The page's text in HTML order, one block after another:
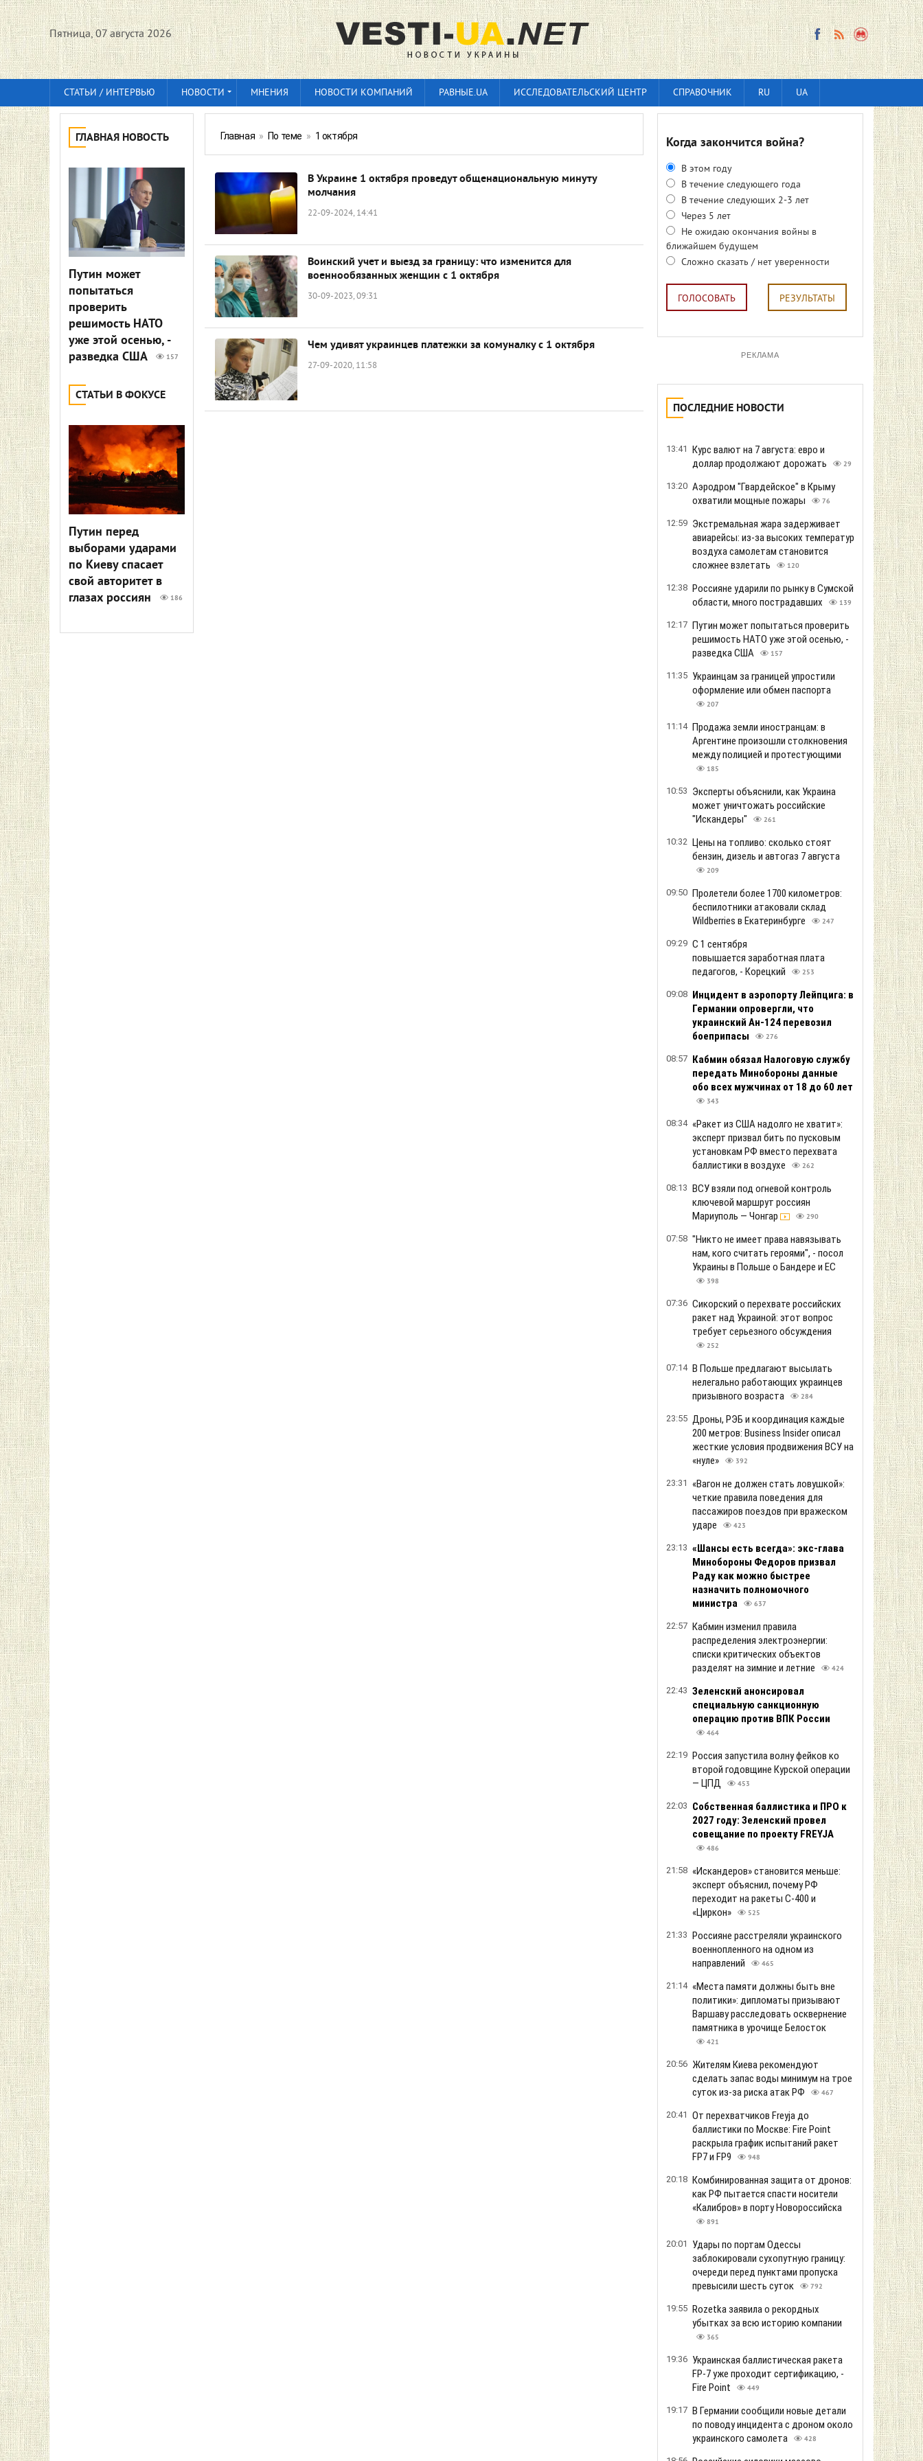
Пятница, 07 августа 2026
СТАТЬИ / ИНТЕРВЬЮ НОВОСТИ МНЕНИЯ НОВОСТИ КОМПАНИЙ РАВНЫЕ.UA ИССЛЕДОВАТЕЛЬСКИЙ ЦЕНТР СПРАВОЧНИК RU UA
ГЛАВНАЯ НОВОСТЬ
Путин может
попытаться
проверить
решимость НАТО
уже этой осенью, -
разведка США
157
СТАТЬИ В ФОКУСЕ
Путин перед
выборами ударами
по Киеву спасает
свой авторитет в
глазах россиян
186
Главная » По теме » 1 октября
В Украине 1 октября проведут общенациональную минуту
молчания
22-09-2024, 14:41
Воинский учет и выезд за границу: что изменится для
военнообязанных женщин с 1 октября
30-09-2023, 09:31
Чем удивят украинцев платежки за комуналку с 1 октября
27-09-2020, 11:58
Когда закончится война?
В этом году
В течение следующего года
В течение следующих 2-3 лет
Через 5 лет
Не ожидаю окончания войны в
ближайшем будущем
Сложно сказать / нет уверенности
ГОЛОСОВАТЬ РЕЗУЛЬТАТЫ
РЕКЛАМА
ПОСЛЕДНИЕ НОВОСТИ
13:41 Курс валют на 7 августа: евро и
доллар продолжают дорожать
29
13:20 Аэродром "Гвардейское" в Крыму
охватили мощные пожары
76
12:59 Экстремальная жара задерживает
авиарейсы: из-за высоких температур
воздуха самолетам становится
сложнее взлетать
120
12:38 Россияне ударили по рынку в Сумской
области, много пострадавших
139
12:17 Путин может попытаться проверить
решимость НАТО уже этой осенью, -
разведка США
157
11:35 Украинцам за границей упростили
оформление или обмен паспорта
207
11:14 Продажа земли иностранцам: в
Аргентине произошли столкновения
между полицией и протестующими
185
10:53 Эксперты объяснили, как Украина
может уничтожать российские
"Искандеры"
261
10:32 Цены на топливо: сколько стоят
бензин, дизель и автогаз 7 августа
209
09:50 Пролетели более 1700 километров:
беспилотники атаковали склад
Wildberries в Екатеринбурге
247
09:29 С 1 сентября
повышается заработная плата
педагогов, - Корецкий
253
09:08 Инцидент в аэропорту Лейпцига: в
Германии опровергли, что
украинский Ан-124 перевозил
боеприпасы
276
08:57 Кабмин обязал Налоговую службу
передать Минобороны данные
обо всех мужчинах от 18 до 60 лет
343
08:34 «Ракет из США надолго не хватит»:
эксперт призвал бить по пусковым
установкам РФ вместо перехвата
баллистики в воздухе
262
08:13 ВСУ взяли под огневой контроль
ключевой маршрут россиян
Мариуполь — Чонгар
290
07:58 "Никто не имеет права навязывать
нам, кого считать героями", - посол
Украины в Польше о Бандере и ЕС
398
07:36 Сикорский о перехвате российских
ракет над Украиной: этот вопрос
требует серьезного обсуждения
252
07:14 В Польше предлагают высылать
нелегально работающих украинцев
призывного возраста
284
23:55 Дроны, РЭБ и координация каждые
200 метров: Business Insider описал
жесткие условия продвижения ВСУ на
«нуле»
392
23:31
«Вагон не должен стать ловушкой»:
четкие правила поведения для
пассажиров поездов при вражеском
ударе
423
23:13 «Шансы есть всегда»: экс-глава
Минобороны Федоров призвал
Раду как можно быстрее
назначить полномочного
министра
637
22:57 Кабмин изменил правила
распределения электроэнергии:
списки критических объектов
разделят на зимние и летние
424
22:43 Зеленский анонсировал
специальную санкционную
операцию против ВПК России
464
22:19 Россия запустила волну фейков ко
второй годовщине Курской операции
— ЦПД
453
22:03 Собственная баллистика и ПРО к
2027 году: Зеленский провел
совещание по проекту FREYJA
486
21:58 «Искандеров» становится меньше:
эксперт объяснил, почему РФ
переходит на ракеты С-400 и
«Циркон»
525
21:33 Россияне расстреляли украинского
военнопленного на одном из
направлений
465
21:14 «Места памяти должны быть вне
политики»: дипломаты призывают
Варшаву расследовать осквернение
памятника в урочище Белосток
421
20:56 Жителям Киева рекомендуют
сделать запас воды минимум на трое
суток из-за риска атак РФ
467
20:41 От перехватчиков Freyja до
баллистики по Москве: Fire Point
раскрыла график испытаний ракет
FP7 и FP9
948
20:18 Комбинированная защита от дронов:
как РФ пытается спасти носители
«Калибров» в порту Новороссийска
891
20:01
Удары по портам Одессы
заблокировали сухопутную границу:
очереди перед пунктами пропуска
превысили шесть суток
792
19:55 Rozetka заявила о рекордных
убытках за всю историю компании
365
19:36 Украинская баллистическая ракета
FP-7 уже проходит сертификацию, -
Fire Point
449
19:17 В Германии сообщили новые детали
по поводу инцидента с дроном около
украинского самолета
428